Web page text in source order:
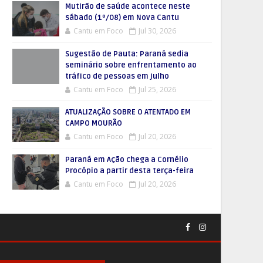
Mutirão de saúde acontece neste
sábado (1º/08) em Nova Cantu
Cantu em Foco Jul 30, 2026
Sugestão de Pauta: Paraná sedia
seminário sobre enfrentamento ao
tráfico de pessoas em julho
Cantu em Foco Jul 25, 2026
ATUALIZAÇÃO SOBRE O ATENTADO EM
CAMPO MOURÃO
Cantu em Foco Jul 20, 2026
Paraná em Ação chega a Cornélio
Procópio a partir desta terça-feira
Cantu em Foco Jul 20, 2026